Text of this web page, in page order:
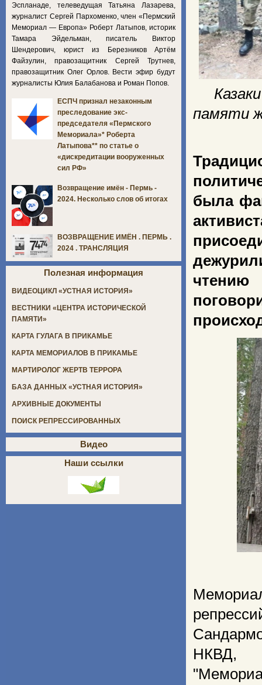
памяти
была
чтению
НКВД,
Эспланаде, телеведущая Татьяна Лазарева,
журналист Сергей Пархоменко, член «Пермский
Мемориал — Европа» Роберт Латыпов, историк
Тамара Эйдельман, писатель Виктор
Шендерович, юрист из Березников Артём
Файзулин, правозащитник Сергей Трутнев,
правозащитник Олег Орлов. Вести эфир будут
журналисты Юлия Балабанова и Роман Попов.
ЕСПЧ признал незаконным
преследование экс-
председателя «Пермского
Мемориала»* Роберта
Латыпова** по статье о
«дискредитации вооруженных
сил РФ»
Возвращение имён - Пермь -
2024. Несколько слов об итогах
ВОЗВРАЩЕНИЕ ИМЁН . ПЕРМЬ .
2024 . ТРАНСЛЯЦИЯ
Полезная информация
ВИДЕОЦИКЛ «УСТНАЯ ИСТОРИЯ»
ВЕСТНИКИ «ЦЕНТРА ИСТОРИЧЕСКОЙ
ПАМЯТИ»
КАРТА ГУЛАГА В ПРИКАМЬЕ
КАРТА МЕМОРИАЛОВ В ПРИКАМЬЕ
МАРТИРОЛОГ ЖЕРТВ ТЕРРОРА
БАЗА ДАННЫХ «УСТНАЯ ИСТОРИЯ»
АРХИВНЫЕ ДОКУМЕНТЫ
ПОИСК РЕПРЕССИРОВАННЫХ
Видео
Наши ссылки